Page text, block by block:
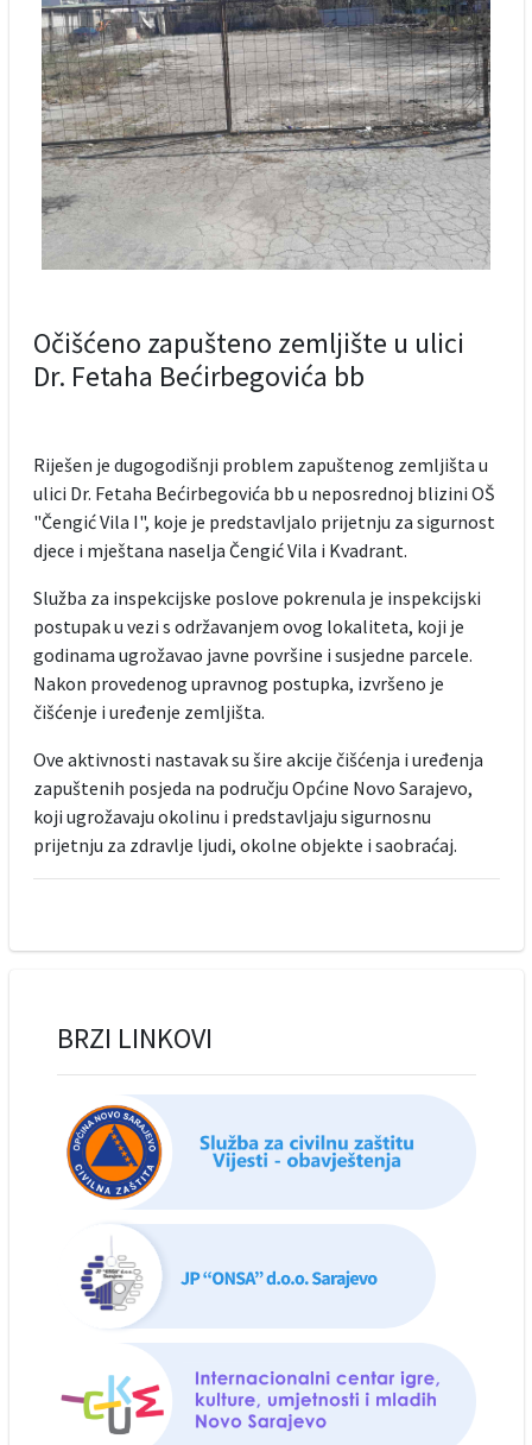
Očišćeno zapušteno zemljište u ulici
Dr. Fetaha Bećirbegovića bb
Riješen je dugogodišnji problem zapuštenog zemljišta u
ulici Dr. Fetaha Bećirbegovića bb u neposrednoj blizini OŠ
"Čengić Vila I", koje je predstavljalo prijetnju za sigurnost
djece i mještana naselja Čengić Vila i Kvadrant.
Služba za inspekcijske poslove pokrenula je inspekcijski
postupak u vezi s održavanjem ovog lokaliteta, koji je
godinama ugrožavao javne površine i susjedne parcele.
Nakon provedenog upravnog postupka, izvršeno je
čišćenje i uređenje zemljišta.
Ove aktivnosti nastavak su šire akcije čišćenja i uređenja
zapuštenih posjeda na području Općine Novo Sarajevo,
koji ugrožavaju okolinu i predstavljaju sigurnosnu
prijetnju za zdravlje ljudi, okolne objekte i saobraćaj.
BRZI LINKOVI